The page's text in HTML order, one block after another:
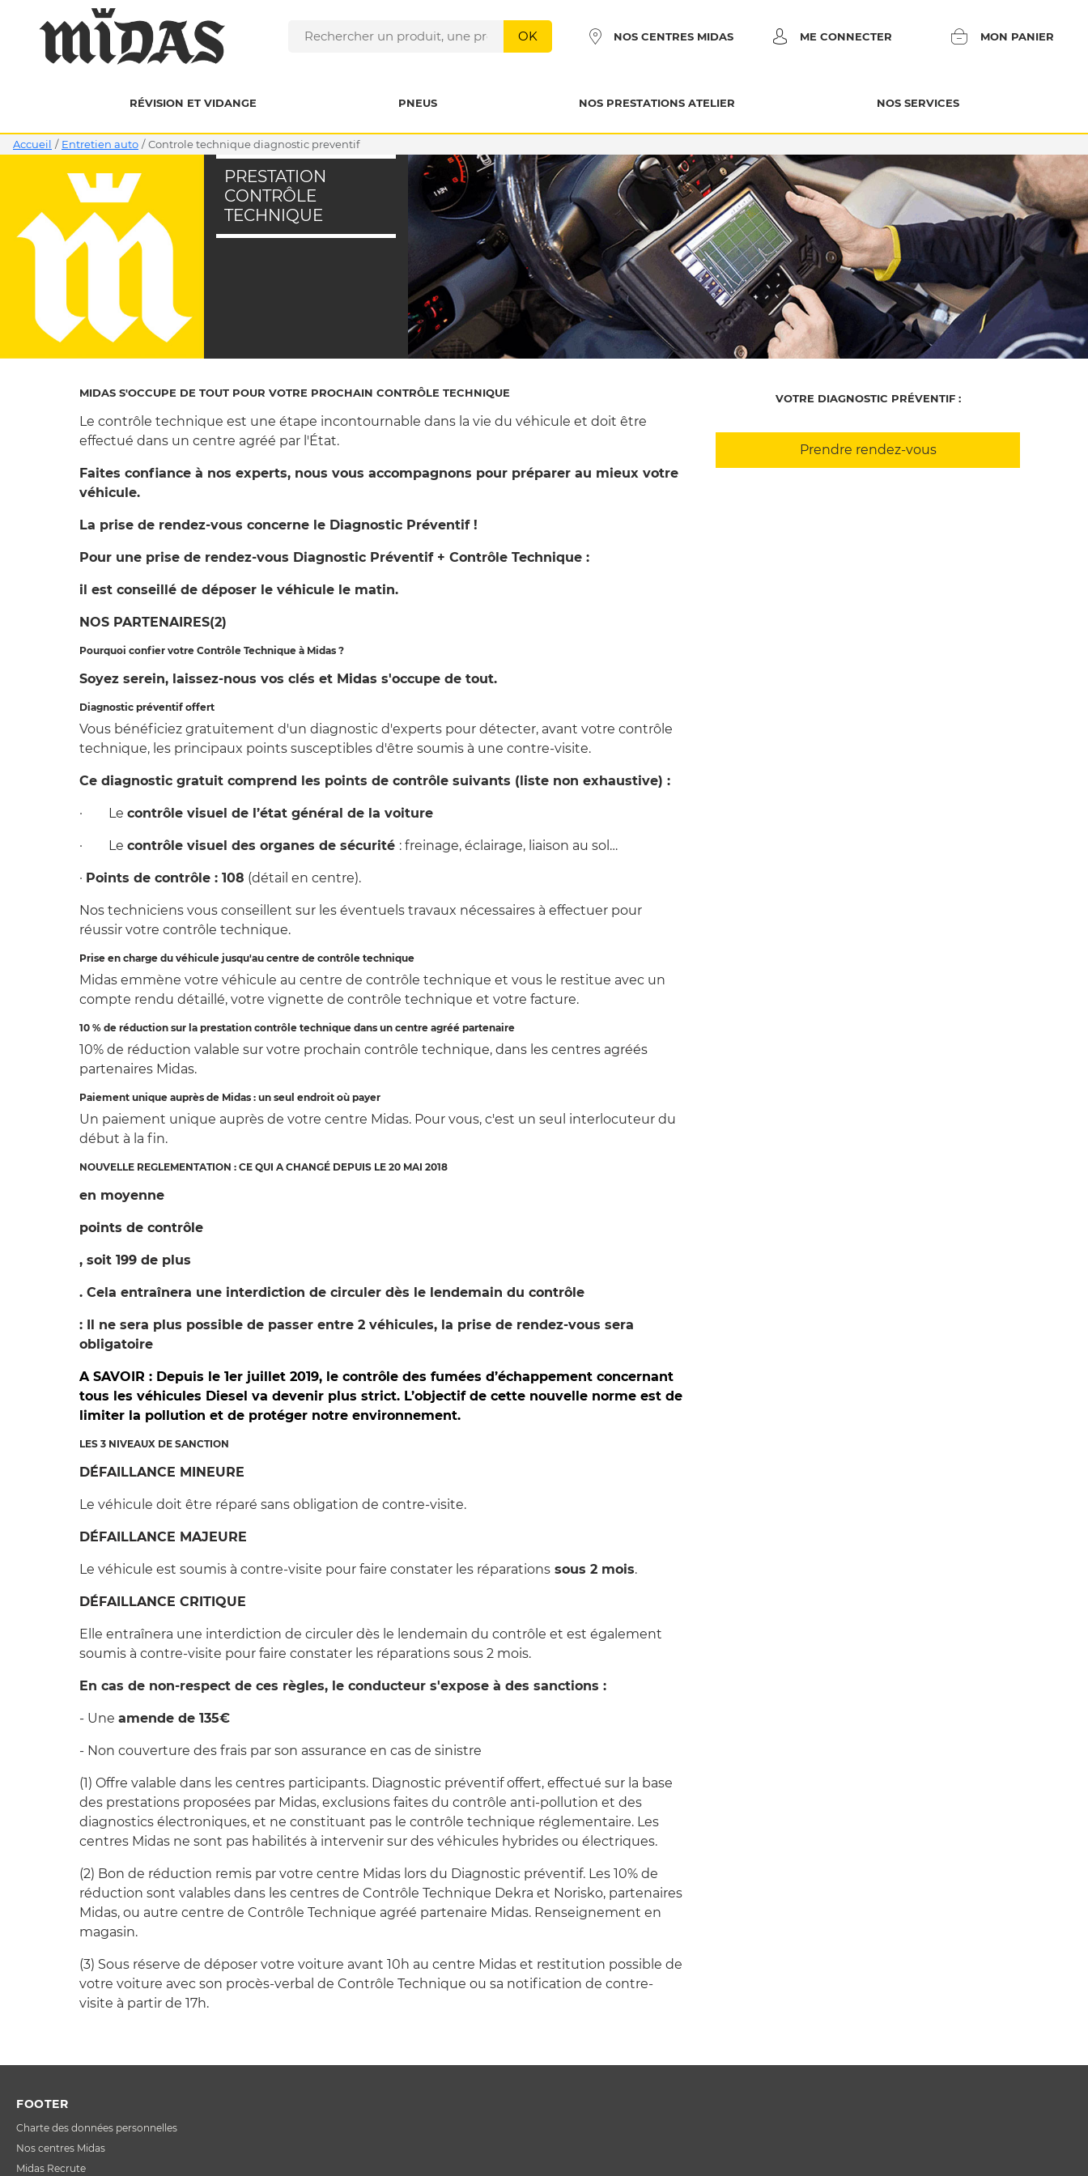
OK NOS CENTRES MIDAS ME CONNECTER MON PANIER
RÉVISION ET VIDANGE PNEUS NOS PRESTATIONS ATELIER NOS SERVICES
Accueil / Entretien auto / controle technique diagnostic preventif
PRESTATION
CONTRÔLE
TECHNIQUE
MIDAS S'OCCUPE DE TOUT POUR VOTRE PROCHAIN CONTRÔLE TECHNIQUE
Le contrôle technique est une étape incontournable dans la vie du véhicule et doit être
effectué dans un centre agréé par l'État.
Faites confiance à nos experts, nous vous accompagnons pour préparer au mieux votre
véhicule.
La prise de rendez-vous concerne le Diagnostic Préventif !
Pour une prise de rendez-vous Diagnostic Préventif + Contrôle Technique :
il est conseillé de déposer le véhicule le matin.
NOS PARTENAIRES(2)
Pourquoi confier votre Contrôle Technique à Midas ?
Soyez serein, laissez-nous vos clés et Midas s'occupe de tout.
Diagnostic préventif offert
Vous bénéficiez gratuitement d'un diagnostic d'experts pour détecter, avant votre contrôle
technique, les principaux points susceptibles d'être soumis à une contre-visite.
Ce diagnostic gratuit comprend les points de contrôle suivants (liste non exhaustive) :
· Le contrôle visuel de l’état général de la voiture
· Le contrôle visuel des organes de sécurité : freinage, éclairage, liaison au sol…
· Points de contrôle : 108 (détail en centre).
Nos techniciens vous conseillent sur les éventuels travaux nécessaires à effectuer pour
réussir votre contrôle technique.
Prise en charge du véhicule jusqu'au centre de contrôle technique
Midas emmène votre véhicule au centre de contrôle technique et vous le restitue avec un
compte rendu détaillé, votre vignette de contrôle technique et votre facture.
10 % de réduction sur la prestation contrôle technique dans un centre agréé partenaire
10% de réduction valable sur votre prochain contrôle technique, dans les centres agréés
partenaires Midas.
Paiement unique auprès de Midas : un seul endroit où payer
Un paiement unique auprès de votre centre Midas. Pour vous, c'est un seul interlocuteur du
début à la fin.
NOUVELLE REGLEMENTATION : CE QUI A CHANGÉ DEPUIS LE 20 MAI 2018
en moyenne
points de contrôle
, soit 199 de plus
. Cela entraînera une interdiction de circuler dès le lendemain du contrôle
: Il ne sera plus possible de passer entre 2 véhicules, la prise de rendez-vous sera
obligatoire
A SAVOIR : Depuis le 1er juillet 2019, le contrôle des fumées d’échappement concernant
tous les véhicules Diesel va devenir plus strict. L’objectif de cette nouvelle norme est de
limiter la pollution et de protéger notre environnement.
LES 3 NIVEAUX DE SANCTION
DÉFAILLANCE MINEURE
Le véhicule doit être réparé sans obligation de contre-visite.
DÉFAILLANCE MAJEURE
Le véhicule est soumis à contre-visite pour faire constater les réparations sous 2 mois.
DÉFAILLANCE CRITIQUE
Elle entraînera une interdiction de circuler dès le lendemain du contrôle et est également
soumis à contre-visite pour faire constater les réparations sous 2 mois.
En cas de non-respect de ces règles, le conducteur s'expose à des sanctions :
- Une amende de 135€
- Non couverture des frais par son assurance en cas de sinistre
(1) Offre valable dans les centres participants. Diagnostic préventif offert, effectué sur la base
des prestations proposées par Midas, exclusions faites du contrôle anti-pollution et des
diagnostics électroniques, et ne constituant pas le contrôle technique réglementaire. Les
centres Midas ne sont pas habilités à intervenir sur des véhicules hybrides ou électriques.
(2) Bon de réduction remis par votre centre Midas lors du Diagnostic préventif. Les 10% de
réduction sont valables dans les centres de Contrôle Technique Dekra et Norisko, partenaires
Midas, ou autre centre de Contrôle Technique agréé partenaire Midas. Renseignement en
magasin.
(3) Sous réserve de déposer votre voiture avant 10h au centre Midas et restitution possible de
votre voiture avec son procès-verbal de Contrôle Technique ou sa notification de contre-
visite à partir de 17h.
VOTRE DIAGNOSTIC PRÉVENTIF :
Prendre rendez-vous
FOOTER
Charte des données personnelles
Nos centres Midas
Midas Recrute